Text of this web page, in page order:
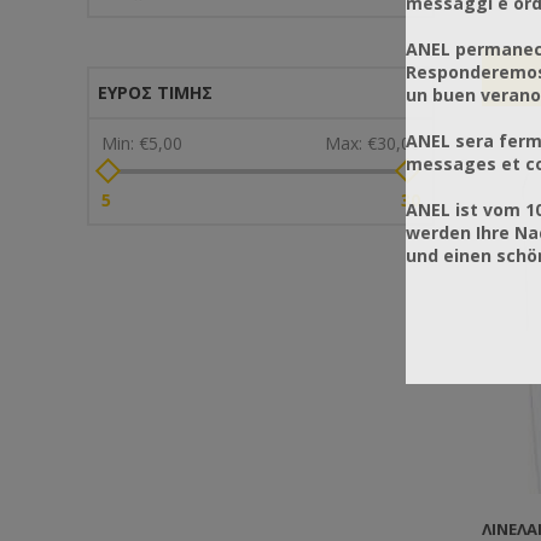
είναι
ΕΎΡΟΣ ΤΙΜΉΣ
Min: €5,00 Max: €30,00
5 30
ANEL
un buen
ANEL sera
messages et
ANEL ist vom
werden Ihre
und einen